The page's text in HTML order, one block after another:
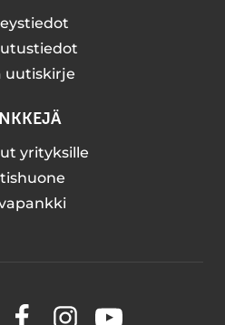
uutiskirje
yrityksille
FacebookInstagramYouTube